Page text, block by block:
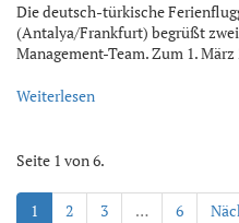
Die deutsch-türkische
(Antalya/Frankfurt) begrüßt
Management-Team. Zum 1.
Weiterlesen
Seite 1 von 6.
1 2 3 … 6